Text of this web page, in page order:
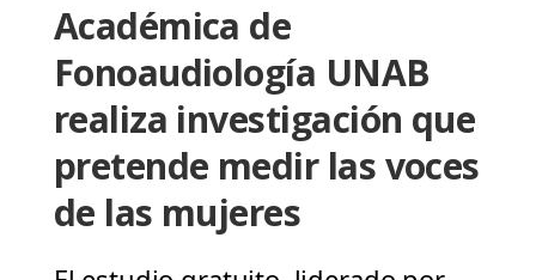
Académica de
Fonoaudiología UNAB
realiza investigación que
pretende medir las voces
de las mujeres